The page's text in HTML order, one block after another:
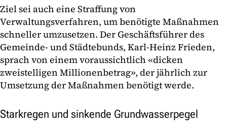
Ziel sei auch eine Straffung von
Verwaltungsverfahren, um benötigte Maßnahmen
schneller umzusetzen. Der Geschäftsführer des
Gemeinde- und Städtebunds, Karl-Heinz Frieden,
sprach von einem voraussichtlich «dicken
zweistelligen Millionenbetrag», der jährlich zur
Umsetzung der Maßnahmen benötigt werde.
Starkregen und sinkende Grundwasserpegel